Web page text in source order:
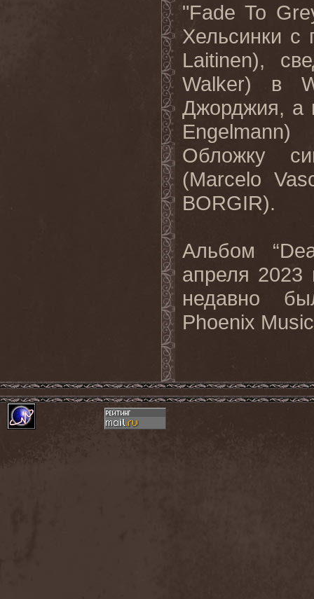
"Fade To
Хельсинки с
Laitinen),
Walker) в
Джорджия, а
Обложку
(Marcelo
BORGIR).
Альбом
апреля 2023
недавно
Phoenix Music